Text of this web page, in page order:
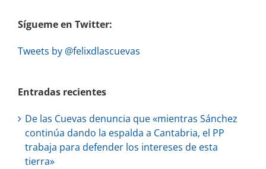
Sígueme en Twitter:
Tweets by @felixdlascuevas
Entradas recientes
De las Cuevas denuncia que «mientras Sánchez
continúa dando la espalda a Cantabria, el PP
trabaja para defender los intereses de esta
tierra»